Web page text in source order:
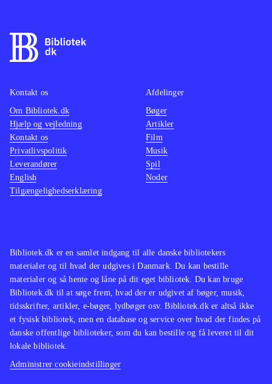
Bibliotek.dk er en samlet indgang til alle danske bibliotekers
materialer og til hvad der udgives i Danmark. Du kan bestille
materialer og så hente og låne på dit eget bibliotek. Du kan bruge
Bibliotek.dk til at søge frem, hvad der er udgivet af bøger, musik,
tidsskrifter, artikler, e-bøger, lydbøger osv. Bibliotek.dk er altså ikke
et fysisk bibliotek, men en database og service over hvad der findes på
danske offentlige biblioteker, som du kan bestille og få leveret til dit
lokale bibliotek.
Administrer cookieindstillinger
Kontakt os
Om Bibliotek.dk
Hjælp og vejledning
Kontakt os
Privatlivspolitik
Leverandører
English
Tilgængelighedserklæring
Afdelinger
Bøger
Artikler
Film
Musik
Spil
Noder